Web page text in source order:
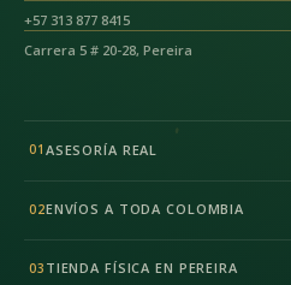
+57 313 877 8415
Carrera 5 # 20-28, Pereira
01 ASESORÍA REAL
02ENVÍOS A TODA COLOMBIA
03 TIENDA FÍSICA EN PEREIRA